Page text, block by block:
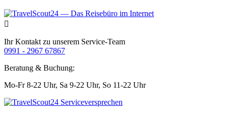
Ihr Kontakt zu unserem Service-Team
0991 - 2967 67867
Beratung & Buchung:
Mo-Fr 8-22 Uhr, Sa 9-22 Uhr, So 11-22 Uhr